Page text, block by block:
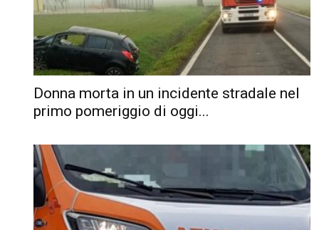
Donna morta in un incidente stradale nel
primo pomeriggio di oggi...